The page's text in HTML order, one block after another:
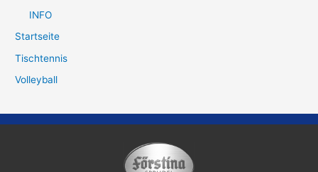
INFO
Startseite
Tischtennis
Volleyball